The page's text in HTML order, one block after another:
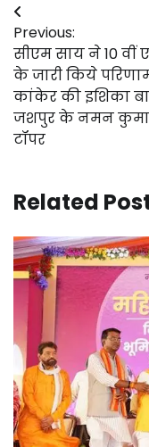
Post
navigation
Previous:
सीएम साय ने 10 वीं
के जारी किये
कांकेर की इशिका
जशपुर के नमन
टॉपर
Related